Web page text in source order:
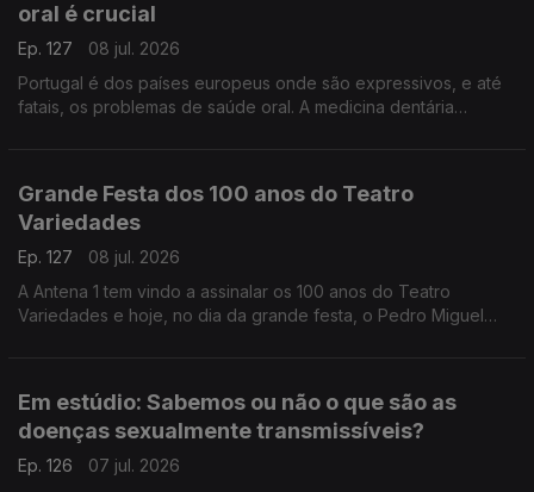
oral é crucial
Ep. 127
08 jul. 2026
Portugal é dos países europeus onde são expressivos, e até
fatais, os problemas de saúde oral. A medicina dentária
Grande Festa dos 100 anos do Teatro
Variedades
Ep. 127
08 jul. 2026
A Antena 1 tem vindo a assinalar os 100 anos do Teatro
Variedades e hoje, no dia da grande festa, o Pedro Miguel
Em estúdio: Sabemos ou não o que são as
doenças sexualmente transmissíveis?
Ep. 126
07 jul. 2026